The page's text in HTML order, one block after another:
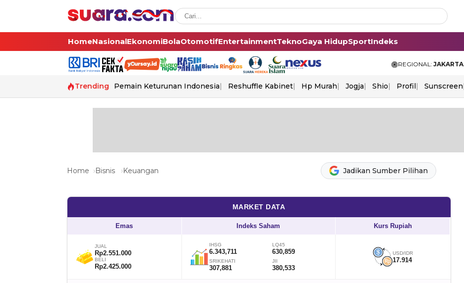
HomeNasionalEkonomiBolaOtomotifEntertainmentTeknoGaya HidupSportIndeks
REGIONAL: JAKARTA
Trending Pemain Keturunan Indonesia Reshuffle Kabinet Hp Murah Jogja Shio Profil Sunscreen
Home Bisnis Keuangan Jadikan Sumber Pilihan
MARKET DATA
Emas Indeks Saham Kurs Rupiah
JUAL
Rp2.551.000
BELI
Rp2.425.000
IHSG
6.343,711
LQ45
630,859
SRIKEHATI
307,881
JII
380,533
USD/IDR
17.914